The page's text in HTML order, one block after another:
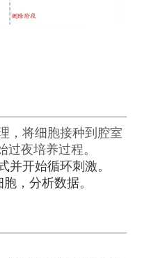
，将细胞接种到腔室
过夜培养过程。
并开始循环刺激。
，分析数据。